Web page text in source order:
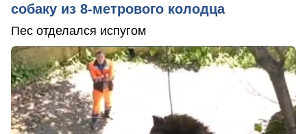
собаку из 8-метрового колодца
Пес отделался испугом